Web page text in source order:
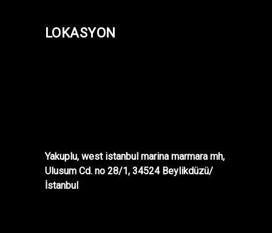
LOKASYON
Yakuplu, west istanbul marina marmara mh,
Ulusum Cd. no 28/1, 34524 Beylikdüzü/
İstanbul